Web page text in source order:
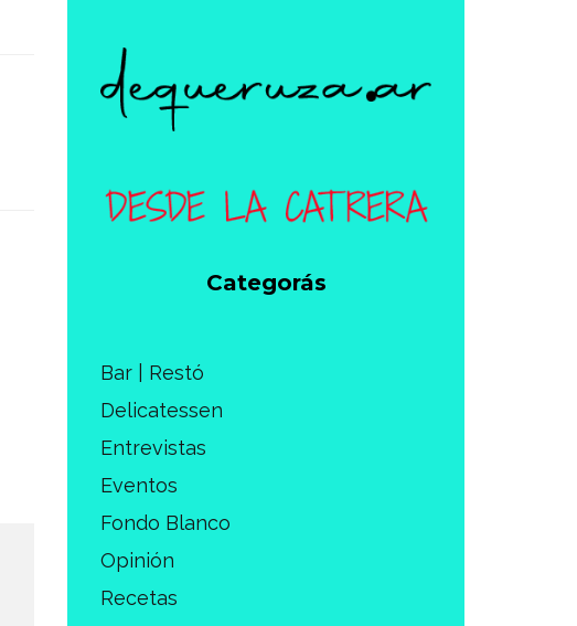
Categorás
Bar | Restó
Delicatessen
Entrevistas
Eventos
Fondo Blanco
Opinión
Recetas